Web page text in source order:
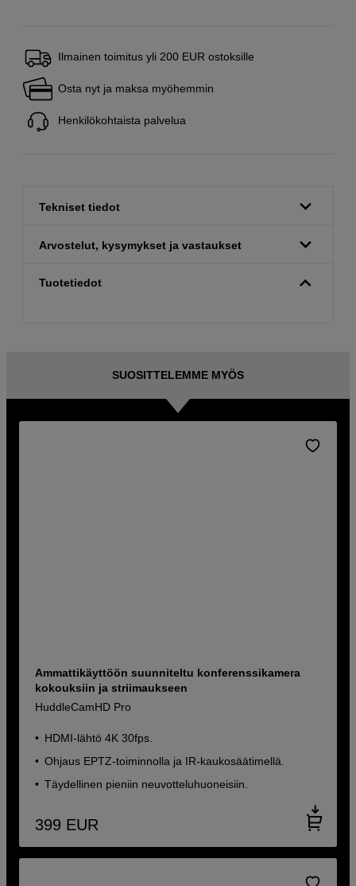
Ilmainen toimitus yli 200 EUR ostoksille
Osta nyt ja maksa myöhemmin
Henkilökohtaista palvelua
Tekniset tiedot
Arvostelut, kysymykset ja vastaukset
Tuotetiedot
SUOSITTELEMME MYÖS
Ammattikäyttöön suunniteltu konferenssikamera
kokouksiin ja striimaukseen
HuddleCamHD Pro
HDMI-lähtö 4K 30fps.
Ohjaus EPTZ-toiminnolla ja IR-kaukosäätimellä.
Täydellinen pieniin neuvotteluhuoneisiin.
399 EUR